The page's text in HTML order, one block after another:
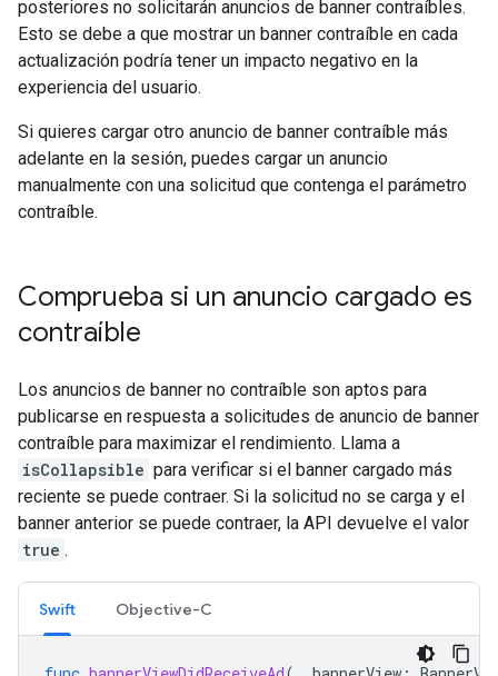
posteriores no solicitarán anuncios de banner contraíbles.
Esto se debe a que mostrar un banner contraíble en cada
actualización podría tener un impacto negativo en la
experiencia del usuario.
Si quieres cargar otro anuncio de banner contraíble más
adelante en la sesión, puedes cargar un anuncio
manualmente con una solicitud que contenga el parámetro
contraíble.
Comprueba si un anuncio cargado es
contraíble
Los anuncios de banner no contraíble son aptos para
publicarse en respuesta a solicitudes de anuncio de banner
contraíble para maximizar el rendimiento. Llama a
isCollapsible para verificar si el banner cargado más
reciente se puede contraer. Si la solicitud no se carga y el
banner anterior se puede contraer, la API devuelve el valor
true .
Swift Objective-C